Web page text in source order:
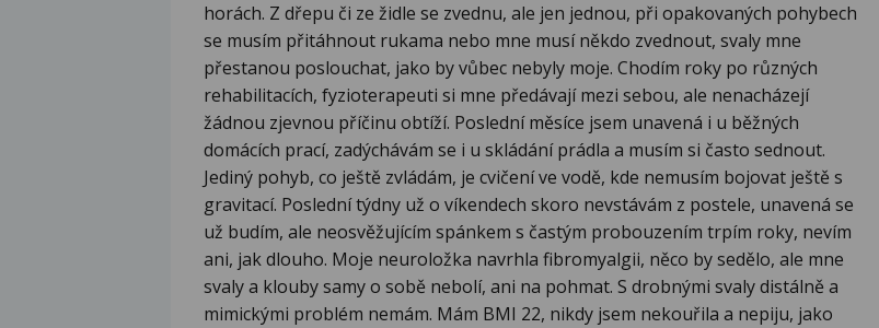
horách. Z dřepu či ze židle se zvednu, ale jen jednou, při opakovaných pohybech
se musím přitáhnout rukama nebo mne musí někdo zvednout, svaly mne
přestanou poslouchat, jako by vůbec nebyly moje. Chodím roky po různých
rehabilitacích, fyzioterapeuti si mne předávají mezi sebou, ale nenacházejí
žádnou zjevnou příčinu obtíží. Poslední měsíce jsem unavená i u běžných
domácích prací, zadýchávám se i u skládání prádla a musím si často sednout.
Jediný pohyb, co ještě zvládám, je cvičení ve vodě, kde nemusím bojovat ještě s
gravitací. Poslední týdny už o víkendech skoro nevstávám z postele, unavená se
už budím, ale neosvěžujícím spánkem s častým probouzením trpím roky, nevím
ani, jak dlouho. Moje neuroložka navrhla fibromyalgii, něco by sedělo, ale mne
svaly a klouby samy o sobě nebolí, ani na pohmat. S drobnými svaly distálně a
mimickými problém nemám. Mám BMI 22, nikdy jsem nekouřila a nepiju, jako